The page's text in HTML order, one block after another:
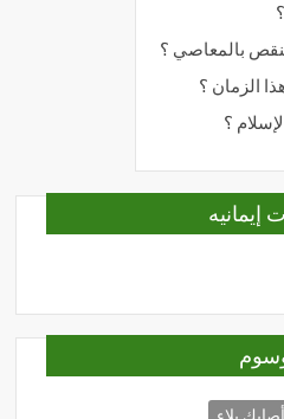
بالمعاصي ؟
الزمان ؟
؟
إيمانيه
بلاء